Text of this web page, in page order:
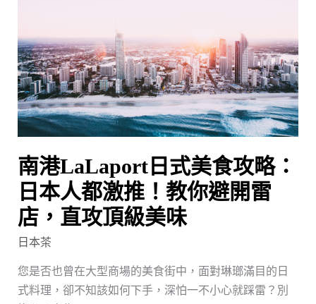
南港LaLaport日式美食攻略：
日本人都激推！教你避開雷
店，直攻頂級美味
日本茶
您是否也曾在大型商場的美食街中，面對琳瑯滿目的日
式料理，卻不知該如何下手，深怕一不小心就踩雷？別
美
食
攻
略：
日
人
都
激
推！
教
你
避
開